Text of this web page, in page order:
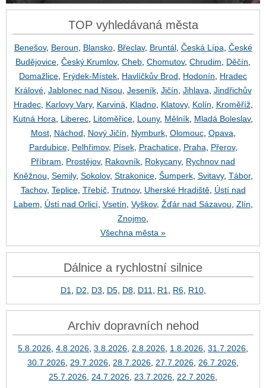
TOP vyhledávaná města
Benešov, Beroun Blansko, Břeclav, Bruntál, Česká Lípa České
Budějovice Český Krumlov, Cheb Chomutov, Chrudim Děčín
Domažlice Frýdek-Místek Havlíčkův Brod Hodonín
Hradec
Králové, Jablonec nad Nisou Jeseník, Jičín Jihlava Jindřichův
Hradec, Karlovy Vary, Karviná Kladno, Klatovy, Kolín Kroměříž,
Kutná Hora
Liberec Litoměřice Louny, Mělník Mladá Boleslav,
Most, Náchod Nový Jičín Nymburk, Olomouc, Opava
Pardubice, Pelhřimov, Písek, Prachatice, Praha Přerov,
Příbram
Prostějov, Rakovník Rokycany, Rychnov nad
Kněžnou Semily, Sokolov, Strakonice, Šumperk, Svitavy, Tábor,
Tachov, Teplice, Třebíč, Trutnov, Uherské Hradiště, Ústí nad
Labem
Ústí nad Orlicí, Vsetín Vyškov, Žďár nad Sázavou Zlín
Znojmo
Všechna města »
Dálnice a rychlostní silnice
D1 D2 D3 D5, D8, D11 R1 R6, R10,
Archiv dopravních nehod
5.8.2026 4.8.2026 3.8.2026 2.8.2026 1.8.2026 31.7.2026
30.7.2026 29.7.2026 28.7.2026 27.7.2026 26.7.2026
25.7.2026 24.7.2026 23.7.2026 22.7.2026